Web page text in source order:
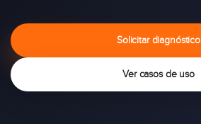
Solicitar diagnóstico
Ver casos de uso